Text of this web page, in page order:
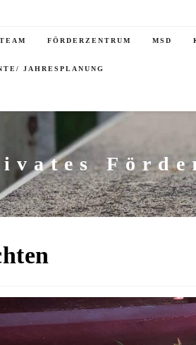
FÖRDERZENTRUM MSD
JAHRESPLANUNG